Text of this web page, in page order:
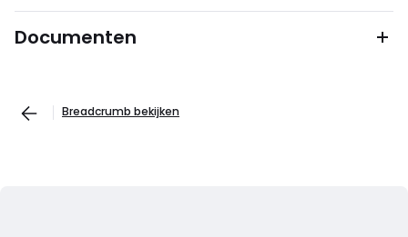
Documenten
Breadcrumb bekijken